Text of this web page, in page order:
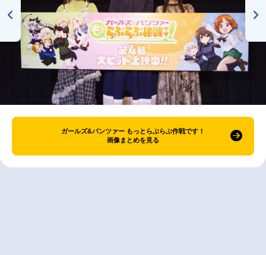
ガールズ&パンツァー もっとらぶらぶ作戦です！
画像まとめを見る